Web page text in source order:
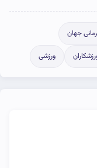
جهان
ورزشی